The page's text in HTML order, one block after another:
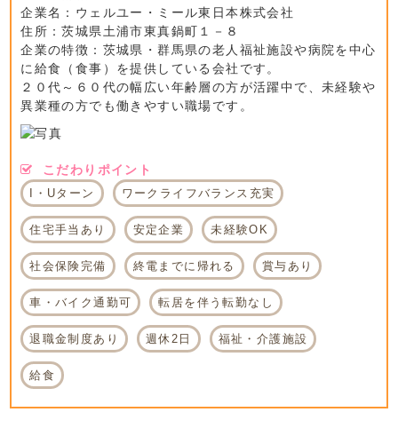
企業名：ウェルユー・ミール東日本株式会社
住所：茨城県土浦市東真鍋町１－８
企業の特徴：茨城県・群馬県の老人福祉施設や病院を中心
に給食（食事）を提供している会社です。
２０代～６０代の幅広い年齢層の方が活躍中で、未経験や
異業種の方でも働きやすい職場です。
こだわりポイント
I・Uターン ワークライフバランス充実
住宅手当あり 安定企業 未経験OK
社会保険完備 終電までに帰れる 賞与あり
車・バイク通勤可 転居を伴う転勤なし
退職金制度あり 週休2日 福祉・介護施設
給食